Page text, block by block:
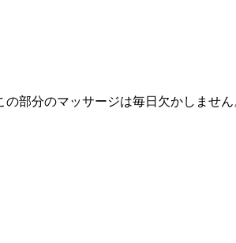
部分のマッサージは毎日欠かしません